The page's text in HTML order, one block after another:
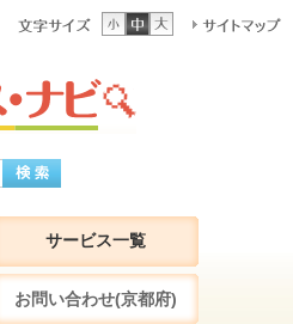
サービス一覧
お問い合わせ(京都府)